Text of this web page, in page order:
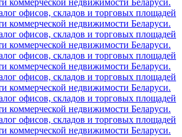
офисов, складов и торговых площадей
коммерческой недвижимости Беларуси.
офисов, складов и торговых площадей
коммерческой недвижимости Беларуси.
офисов, складов и торговых площадей
коммерческой недвижимости Беларуси.
офисов, складов и торговых площадей
коммерческой недвижимости Беларуси.
офисов, складов и торговых площадей
коммерческой недвижимости Беларуси.
офисов, складов и торговых площадей
коммерческой недвижимости Беларуси.